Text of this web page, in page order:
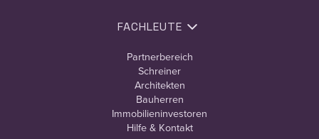
FACHLEUTE
Partnerbereich
Schreiner
Architekten
Bauherren
Immobilieninvestoren
Hilfe & Kontakt